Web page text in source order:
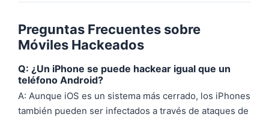
Preguntas Frecuentes sobre
Móviles Hackeados
Q: ¿Un iPhone se puede hackear igual que un
teléfono Android?
A: Aunque iOS es un sistema más cerrado, los iPhones
también pueden ser infectados a través de ataques de